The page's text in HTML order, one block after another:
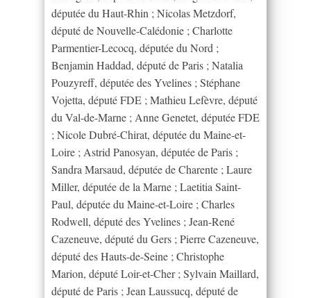
députée du Haut-Rhin ; Nicolas Metzdorf,
député de Nouvelle-Calédonie ; Charlotte
Parmentier-Lecocq, députée du Nord ;
Benjamin Haddad, député de Paris ; Natalia
Pouzyreff, députée des Yvelines ; Stéphane
Vojetta, député FDE ; Mathieu Lefèvre, député
du Val-de-Marne ; Anne Genetet, députée FDE
; Nicole Dubré-Chirat, députée du Maine-et-
Loire ; Astrid Panosyan, députée de Paris ;
Sandra Marsaud, députée de Charente ; Laure
Miller, députée de la Marne ; Laetitia Saint-
Paul, députée du Maine-et-Loire ; Charles
Rodwell, député des Yvelines ; Jean-René
Cazeneuve, député du Gers ; Pierre Cazeneuve,
député des Hauts-de-Seine ; Christophe
Marion, député Loir-et-Cher ; Sylvain Maillard,
député de Paris ; Jean Laussucq, député de